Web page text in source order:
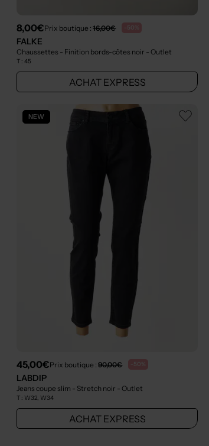
8,00€Prix boutique :16,00€ -50%
FALKE
Chaussettes - Finition bords-côtes noir - Outlet
T :45
ACHAT EXPRESS
NEW
45,00€Prix boutique :90,00€ -50%
LABDIP
Jeans coupe slim - Stretch noir - Outlet
T : W32, W34
ACHAT EXPRESS